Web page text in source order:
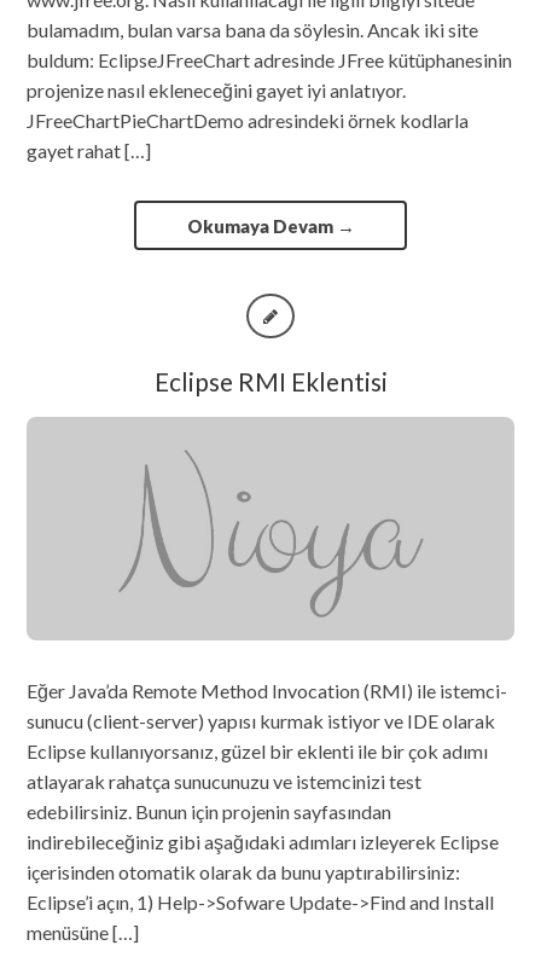
bulamadım, bulan varsa bana da söylesin. Ancak iki site
buldum: EclipseJFreeChart adresinde JFree kütüphanesinin
projenize nasıl ekleneceğini gayet iyi anlatıyor.
JFreeChartPieChartDemo adresindeki örnek kodlarla
gayet rahat […]
Okumaya Devam →
Eclipse RMI Eklentisi
Eğer Java’da Remote Method Invocation (RMI) ile istemci-
sunucu (client-server) yapısı kurmak istiyor ve IDE olarak
Eclipse kullanıyorsanız, güzel bir eklenti ile bir çok adımı
atlayarak rahatça sunucunuzu ve istemcinizi test
edebilirsiniz. Bunun için projenin sayfasından
indirebileceğiniz gibi aşağıdaki adımları izleyerek Eclipse
içerisinden otomatik olarak da bunu yaptırabilirsiniz:
Eclipse’i açın, 1) Help->Sofware Update->Find and Install
menüsüne […]